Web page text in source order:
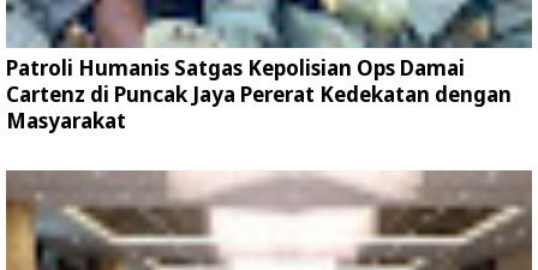
Patroli Humanis Satgas Kepolisian Ops Damai
Cartenz di Puncak Jaya Pererat Kedekatan dengan
Masyarakat